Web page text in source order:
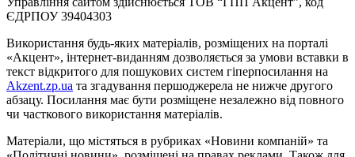
ЄДРПОУ 39404303
Використання будь-яких матеріалів, розміщених на порталі
«Акцент», інтернет-виданням дозволяється за умови вставки в
текст відкритого для пошукових систем гіперпосилання на
Akzent.zp.ua та згадування першоджерела не нижче другого
абзацу. Посилання має бути розміщене незалежно від повного
чи часткового використання матеріалів.
Матеріали, що містяться в рубриках «Новини компаній» та